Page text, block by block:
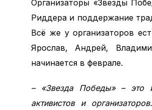
Организаторы «Звезды
Риддера и поддержание
Всё же у организаторов
Ярослав, Андрей,
начинается в феврале.
– «Звезда Победы» – это
активистов и